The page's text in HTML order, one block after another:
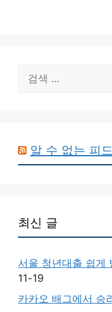
색:
알 수 없는 피드
최신 글
서울 청년대출 쉽게
11-19
카카오 배그에서 승